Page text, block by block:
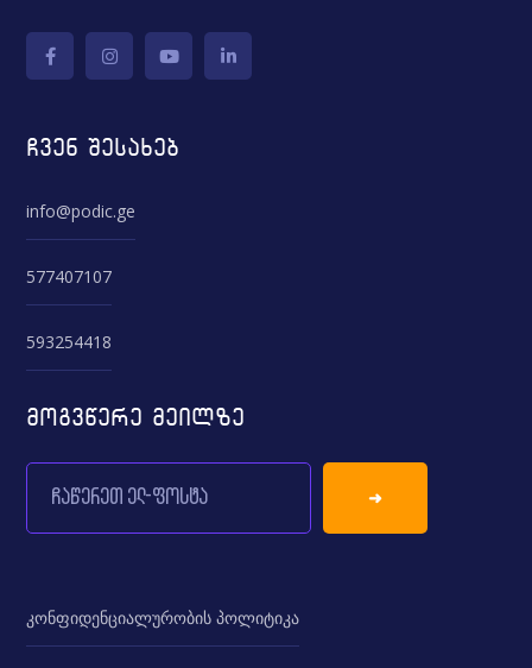
ჩვენ შესახებ
info@podic.ge
577407107
593254418
მოგვწერე მეილზე
კონფიდენციალურობის პოლიტიკა